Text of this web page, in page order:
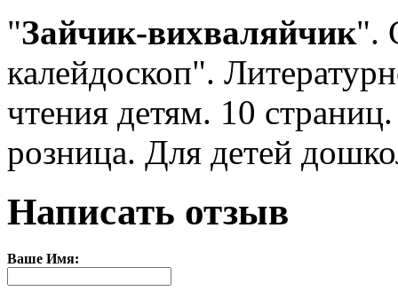
"Зайчик-вихваляйчик".
калейдоскоп".
чтения детям. 10
розница. Для детей
Написать отзыв
Ваше Имя: